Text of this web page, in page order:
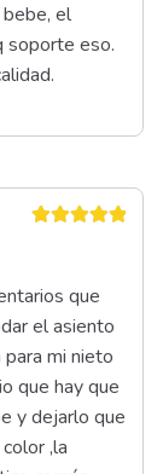
el
soporte eso.
que
el asiento
mi nieto
que hay que
y dejarlo que
,la